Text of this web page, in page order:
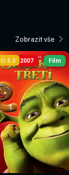
Zobrazit vše
2007
Sledovat
nyní
6.3 Film
Sledovat nyní